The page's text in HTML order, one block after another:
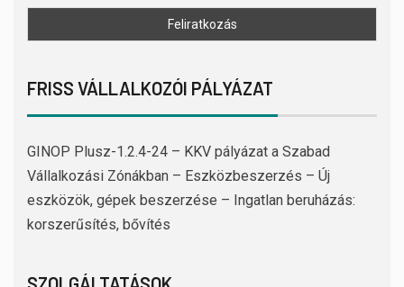
FRISS VÁLLALKOZÓI PÁLYÁZAT
GINOP Plusz-1.2.4-24 – KKV pályázat a Szabad
Vállalkozási Zónákban – Eszközbeszerzés – Új
eszközök, gépek beszerzése – Ingatlan beruházás:
korszerűsítés, bővítés